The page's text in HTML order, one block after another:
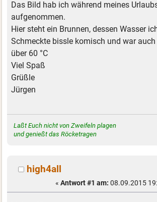
Das Bild hab ich während meines
aufgenommen.
Hier steht ein Brunnen, dessen Wasser
Schmeckte bissle komisch und war
über 60 °C
Viel Spaß
Grüßle
Jürgen
Laßt Euch nicht von Zweifeln plagen
und genießt das Röcketragen
high4all
« Antwort #1 am: 08.09.2015